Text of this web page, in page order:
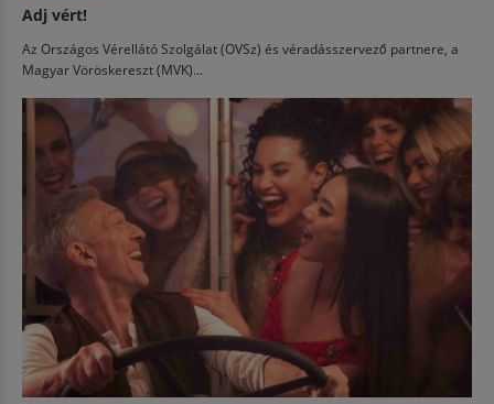
Adj vért!
Az Országos Vérellátó Szolgálat (OVSz) és véradásszervező partnere, a
Magyar Vöröskereszt (MVK)...